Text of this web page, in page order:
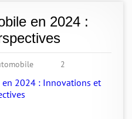
en 2024 :
2